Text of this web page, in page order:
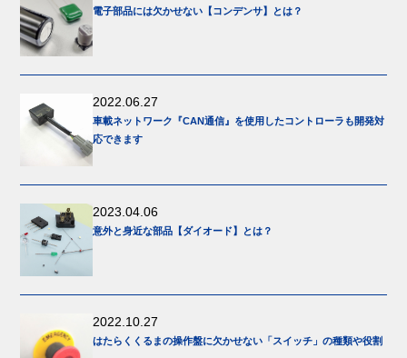
電子部品には欠かせない【コンデンサ】とは？
2022.06.27
車載ネットワーク『CAN通信』を使用したコントローラも開発対
応できます
2023.04.06
意外と身近な部品【ダイオード】とは？
2022.10.27
はたらくくるまの操作盤に欠かせない「スイッチ」の種類や役割